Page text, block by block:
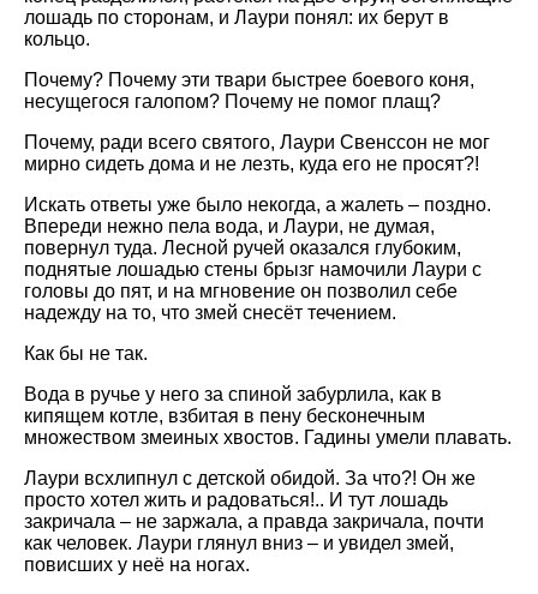
лошадь по сторонам, и Лаури понял: их берут в
кольцо.
Почему? Почему эти твари быстрее боевого коня,
несущегося галопом? Почему не помог плащ?
Почему, ради всего святого, Лаури Свенссон не мог
мирно сидеть дома и не лезть, куда его не просят?!
Искать ответы уже было некогда, а жалеть – поздно.
Впереди нежно пела вода, и Лаури, не думая,
повернул туда. Лесной ручей оказался глубоким,
поднятые лошадью стены брызг намочили Лаури с
головы до пят, и на мгновение он позволил себе
надежду на то, что змей снесёт течением.
Как бы не так.
Вода в ручье у него за спиной забурлила, как в
кипящем котле, взбитая в пену бесконечным
множеством змеиных хвостов. Гадины умели плавать.
Лаури всхлипнул с детской обидой. За что?! Он же
просто хотел жить и радоваться!.. И тут лошадь
закричала – не заржала, а правда закричала, почти
как человек. Лаури глянул вниз – и увидел змей,
повисших у неё на ногах.